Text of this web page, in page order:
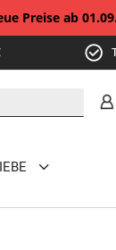
Preise ab